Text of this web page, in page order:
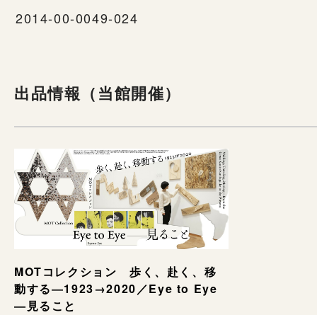
2014-00-0049-024
出品情報（当館開催）
MOTコレクション 歩く、赴く、移
動する―1923→2020／Eye to Eye
—見ること